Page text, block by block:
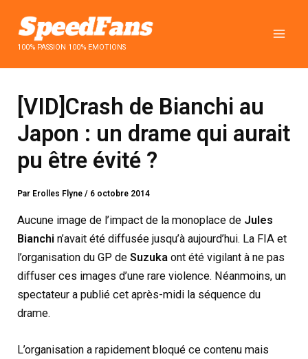
contenu100% PASSION 100% EMOTIONS
[VID]Crash de Bianchi au
Japon : un drame qui aurait
pu être évité ?
Par Erolles Flyne/ 6 octobre 2014
Aucune image de l’impact de la monoplace de Jules
Bianchi n’avait été diffusée jusqu’à aujourd’hui. La FIA et
l’organisation du GP deSuzuka ont été vigilant à ne pas
diffuser ces images d’une rare violence. Néanmoins, un
spectateur a publié cet après-midi la séquence du
drame.
L’organisation a rapidement bloqué ce contenu mais